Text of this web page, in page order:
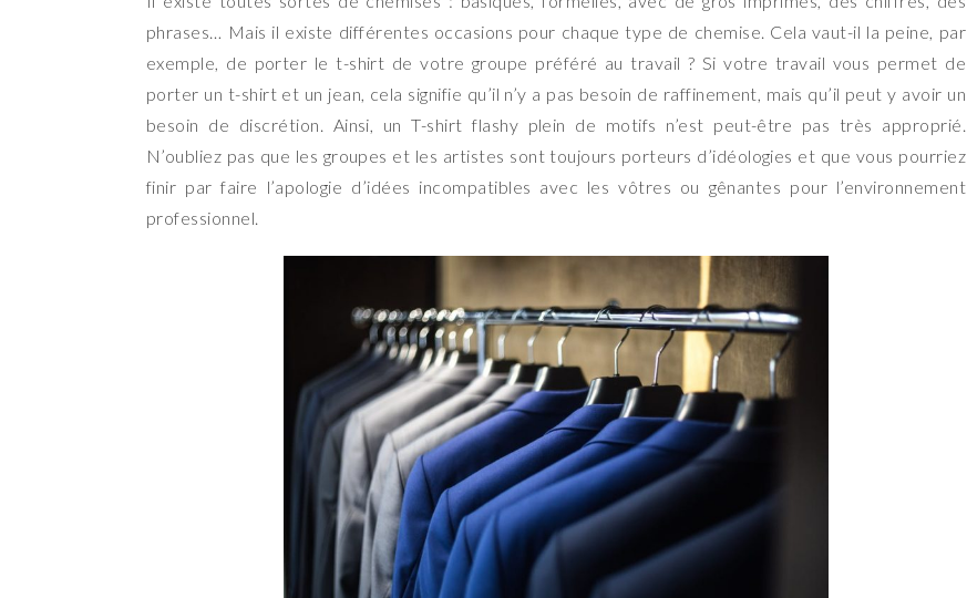
phrases… Mais il existe différentes occasions pour chaque type de chemise. Cela vaut-il la peine, par
exemple, de porter le t-shirt de votre groupe préféré au travail ? Si votre travail vous permet de
porter un t-shirt et un jean, cela signifie qu’il n’y a pas besoin de raffinement, mais qu’il peut y avoir un
besoin de discrétion. Ainsi, un T-shirt flashy plein de motifs n’est peut-être pas très approprié.
N’oubliez pas que les groupes et les artistes sont toujours porteurs d’idéologies et que vous pourriez
finir par faire l’apologie d’idées incompatibles avec les vôtres ou gênantes pour l’environnement
professionnel.